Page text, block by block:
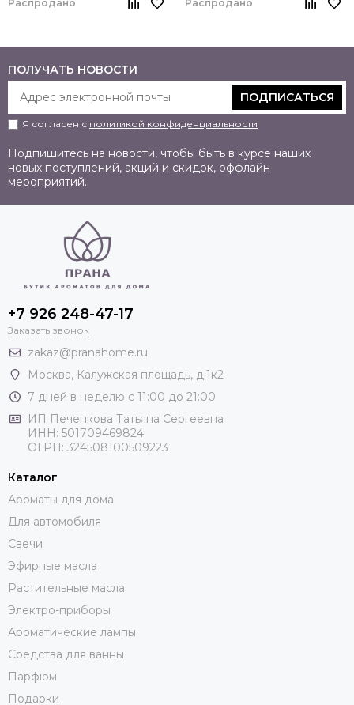
Распродано Распродано
ПОЛУЧАТЬ НОВОСТИ
ПОДПИСАТЬСЯ
Я согласен с политикой конфиденциальности
Подпишитесь на новости, чтобы быть в курсе наших
новых поступлений, акций и скидок, оффлайн
мероприятий.
+7 926 248-47-17
Заказать звонок
zakaz@pranahome.ru
Москва, Калужская площадь, д.1к2
7 дней в неделю с 11:00 до 21:00
ИП Печенкова Татьяна Сергеевна
ИНН: 501709469824
ОГРН: 324508100509223
Каталог
Ароматы для дома
Для автомобиля
Свечи
Эфирные масла
Растительные масла
Электро-приборы
Ароматические лампы
Средства для ванны
Парфюм
Подарки